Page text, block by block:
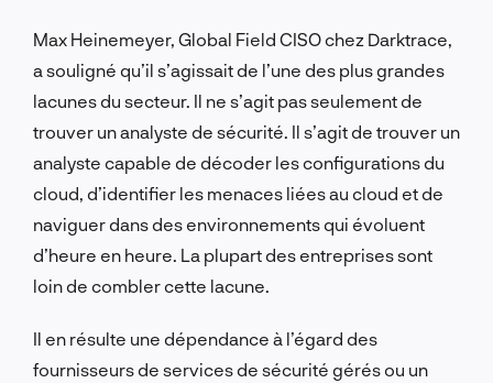
Max Heinemeyer, Global Field CISO chez Darktrace,
a souligné qu’il s’agissait de l’une des plus grandes
lacunes du secteur. Il ne s’agit pas seulement de
trouver un analyste de sécurité. Il s’agit de trouver un
analyste capable de décoder les configurations du
cloud, d’identifier les menaces liées au cloud et de
naviguer dans des environnements qui évoluent
d’heure en heure. La plupart des entreprises sont
loin de combler cette lacune.
Il en résulte une dépendance à l’égard des
fournisseurs de services de sécurité gérés ou un